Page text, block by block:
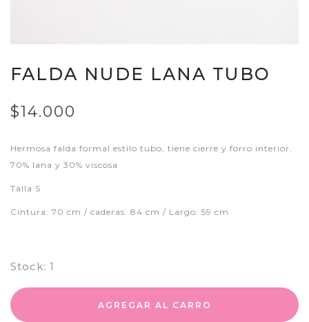
FALDA NUDE LANA TUBO
$14.000
Hermosa falda formal estilo tubo, tiene cierre y forro interior.
70% lana y 30% viscosa
Talla S
Cintura: 70 cm / caderas: 84 cm / Largo: 59 cm
Stock: 1
AGREGAR AL CARRO